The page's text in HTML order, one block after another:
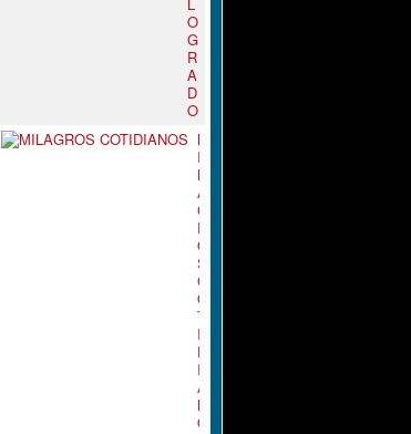
O
G
R
A
D
O
M
I
L
A
G
R
O
S
C
O
T
I
D
I
A
N
O